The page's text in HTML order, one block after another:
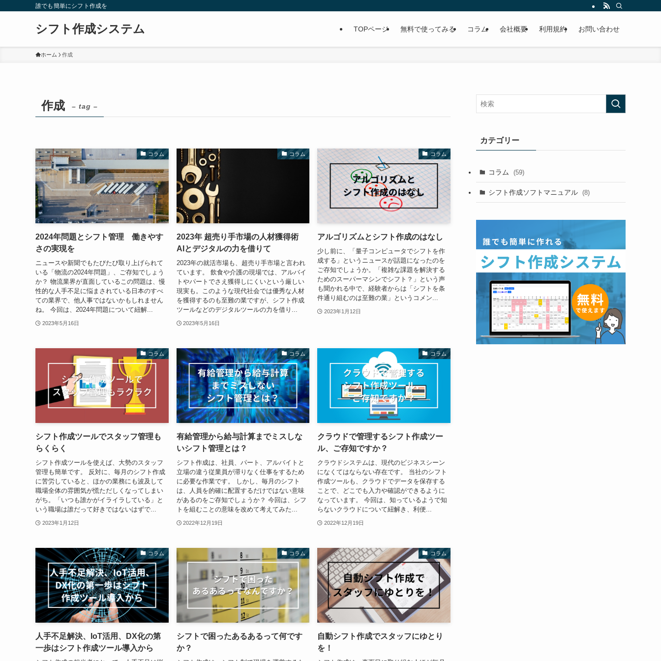
誰でも簡単にシフト作成を
シフト作成システム TOPページ 無料で使ってみる コラム 会社概要 利用規約 お問い合わせ
ホーム 作成
作成 – tag –
コラム
2024年問題とシフト管理 働きやす
さの実現を
ニュースや新聞でもたびたび取り上げられて
いる「物流の2024年問題」、ご存知でしょう
か？ 物流業界が直面しているこの問題は、慢
性的な人手不足に悩まされている日本のすべ
ての業界で、他人事ではないかもしれません
ね。 今回は、2024年問題について紐解...
2023年5月16日
コラム
2023年 超売り手市場の人材獲得術
AIとデジタルの力を借りて
2023年の就活市場も、超売り手市場と言われ
ています。 飲食や介護の現場では、アルバイ
トやパートでさえ獲得しにくいという厳しい
現実も。このような現代社会では優秀な人材
を獲得するのも至難の業ですが、シフト作成
ツールなどのデジタルツールの力を借り...
2023年5月16日
コラム
アルゴリズムとシフト作成のはなし
少し前に、「量子コンピュータでシフトを作
成する」というニュースが話題になったのを
ご存知でしょうか。「複雑な課題を解決する
ためのスーパーマシンでシフト？」という声
も聞かれる中で、経験者からは「シフトを条
件通り組むのは至難の業」というコメン...
2023年1月12日
コラム
シフト作成ツールでスタッフ管理も
らくらく
シフト作成ツールを使えば、大勢のスタッフ
管理も簡単です。 反対に、毎月のシフト作成
に苦労していると、ほかの業務にも波及して
職場全体の雰囲気が慌ただしくなってしまい
がち。「いつも誰かがイライラしている」と
いう職場は誰だって好きではないはずで...
2023年1月12日
コラム
有給管理から給与計算までミスしな
いシフト管理とは？
シフト作成は、社員、パート、アルバイトと
立場の違う従業員が滞りなく仕事をするため
に必要な作業です。 しかし、毎月のシフト
は、人員を的確に配置するだけではない意味
があるのをご存知でしょうか？ 今回は、シフ
トを組むことの意味を改めて考えてみた...
2022年12月19日
コラム
クラウドで管理するシフト作成ツー
ル、ご存知ですか？
クラウドシステムは、現代のビジネスシーン
になくてはならない存在です。 当社のシフト
作成ツールも、クラウドでデータを保存する
ことで、どこでも入力や確認ができるように
なっています。 今回は、知っているようで知
らないクラウドについて紐解き、利便...
2022年12月19日
コラム
人手不足解決、IoT活用、DX化の第
一歩はシフト作成ツール導入から
コラム
シフトで困ったあるあるって何です
か？
コラム
自動シフト作成でスタッフにゆとり
を！
カテゴリー
コラム (59)
シフト作成ソフトマニュアル (8)